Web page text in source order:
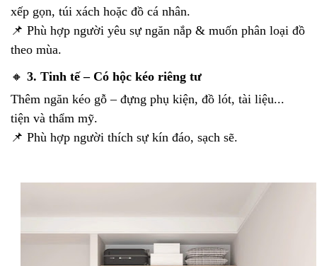
xếp gọn, túi xách hoặc đồ cá nhân.
📌 Phù hợp người yêu sự ngăn nắp & muốn phân loại đồ
theo mùa.
🔸 3. Tinh tế – Có hộc kéo riêng tư
Thêm ngăn kéo gỗ – đựng phụ kiện, đồ lót, tài liệu...
tiện và thẩm mỹ.
📌 Phù hợp người thích sự kín đáo, sạch sẽ.